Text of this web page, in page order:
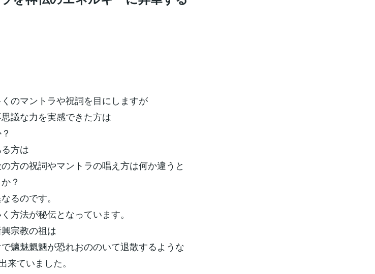
のマントラや祝詞を目にしますが
議な力を実感できた方は
方は
方の祝詞やマントラの唱え方は何か違うと
？
るのです。
方法が秘伝となっています。
宗教の祖は
魑魅魍魎が恐れおののいて退散するような
ていました。